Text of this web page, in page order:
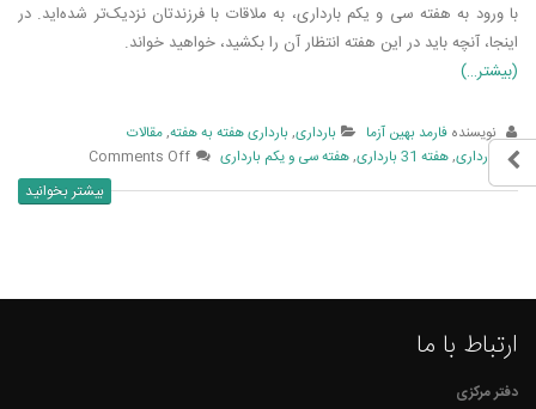
با ورود به هفته سی و یکم بارداری، به ملاقات با فرزندتان نزدیک‌­تر شده‌­اید. در
اینجا، آنچه باید در این هفته انتظار آن را بکشید، خواهید خواند.
(بیشتر…)
نویسنده فارمد بهین آزما بارداری, بارداری هفته به هفته,مقالات
بارداری,هفته 31 بارداری ,هفته سی و یکم بارداری Comments Off
بیشتر بخوانید
ارتباط با ما
دفتر مرکزی